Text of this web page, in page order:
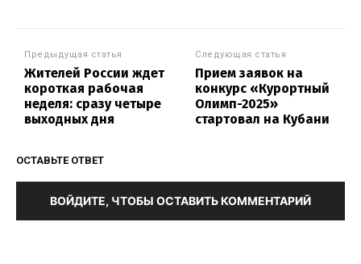
Предыдущая статья
Жителей России ждет
короткая рабочая
неделя: сразу четыре
выходных дня
Следующая статья
Прием заявок на
конкурс «Курортный
Олимп-2025»
стартовал на Кубани
ОСТАВЬТЕ ОТВЕТ
ВОЙДИТЕ, ЧТОБЫ ОСТАВИТЬ КОММЕНТАРИЙ